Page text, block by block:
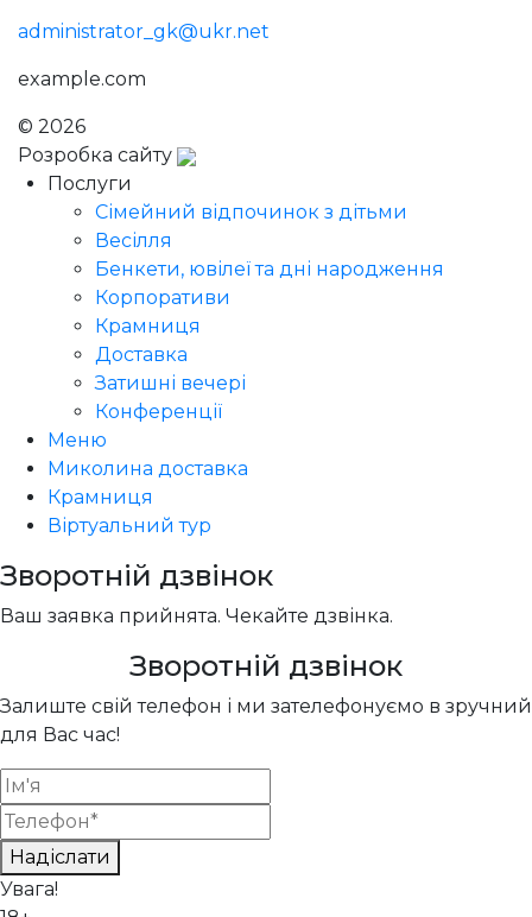
administrator_gk@ukr.net
example.com
© 2026
Розробка сайту
Послуги
Сімейний відпочинок з дітьми
Весілля
Бенкети, ювілеї та дні народження
Корпоративи
Крамниця
Доставка
Затишні вечері
Конференції
Меню
Миколина доставка
Крамниця
Віртуальний тур
Зворотній дзвінок
Ваш заявка прийнята. Чекайте дзвінка.
Зворотній дзвінок
Залиште свій телефон і ми зателефонуємо в зручний
для Вас час!
Надіслати
Увага!